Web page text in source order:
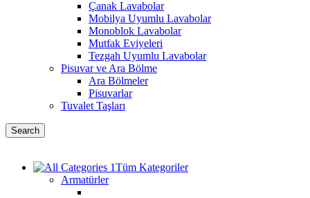
Çanak Lavabolar
Mobilya Uyumlu Lavabolar
Monoblok Lavabolar
Mutfak Eviyeleri
Tezgah Uyumlu Lavabolar
Pisuvar ve Ara Bölme
Ara Bölmeler
Pisuvarlar
Tuvalet Taşları
Search
Tüm Kategoriler
Armatürler